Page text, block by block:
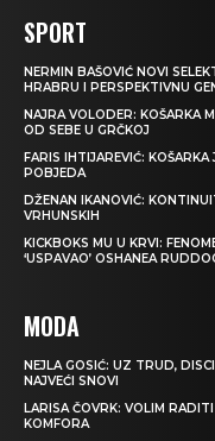
SPORT
NERMIN BAŠOVIĆ NOVI
HRABRU I PERSPEKTIVNU
NAJRA VOLODER: KOŠARKA
OD SEBE U GRČKOJ
FARIS IHTIJAREVIĆ:
POBJEDA
DŽENAN IKANOVIĆ:
VRHUNSKIH
KICKBOKS MU U KRVI:
‘USPAVAO’ OSHANEA
MODA
NEJLA GOSIĆ: UZ TRUD,
NAJVEĆI SNOVI
LARISA ČOVRK: VOLIM
KOMFORA